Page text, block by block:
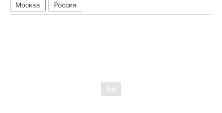
Москва Россия